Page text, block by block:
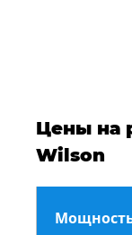
Цены на
Wilson